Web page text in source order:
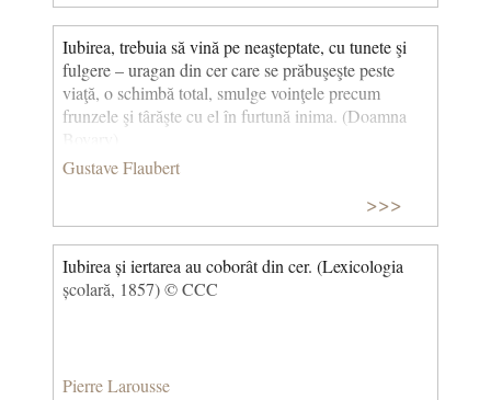
Iubirea, trebuia să vină pe neaşteptate, cu tunete şi
fulgere – uragan din cer care se prăbuşeşte peste
viaţă, o schimbă total, smulge voinţele precum
frunzele şi târăşte cu el în furtună inima. (Doamna
Bovary)
Gustave Flaubert
>>>
Iubirea și iertarea au coborât din cer. (Lexicologia
școlară, 1857) © CCC
Pierre Larousse